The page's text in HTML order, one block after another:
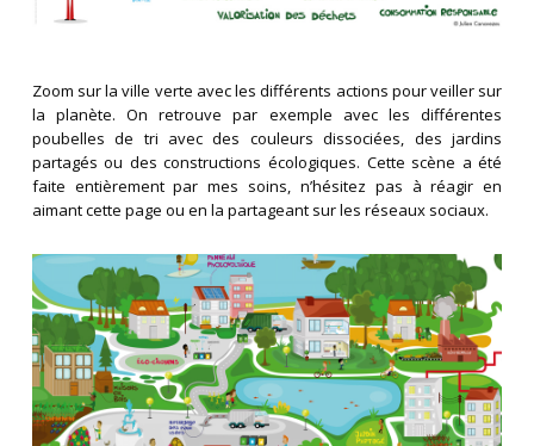
Zoom sur la ville verte avec les différents actions pour veiller sur
la planète. On retrouve par exemple avec les différentes
poubelles de tri avec des couleurs dissociées, des jardins
partagés ou des constructions écologiques. Cette scène a été
faite entièrement par mes soins, n’hésitez pas à réagir en
aimant cette page ou en la partageant sur les réseaux sociaux.